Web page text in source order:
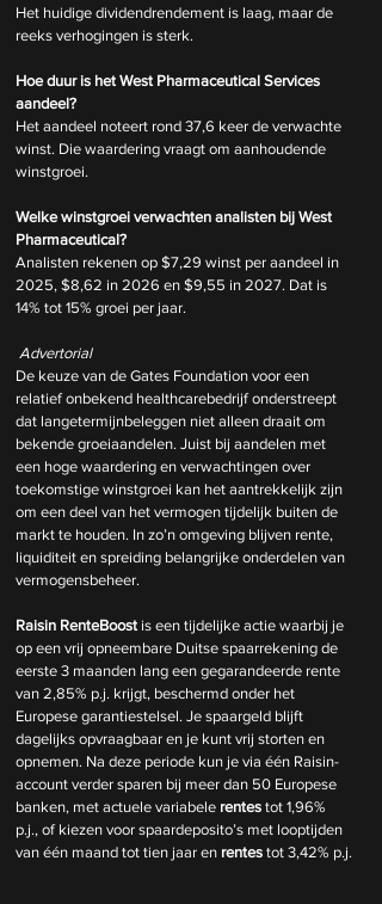
Het huidige dividendrendement is laag, maar de
reeks verhogingen is sterk.
Hoe duur is het West Pharmaceutical Services
aandeel?
Het aandeel noteert rond 37,6 keer de verwachte
winst. Die waardering vraagt om aanhoudende
winstgroei.
Welke winstgroei verwachten analisten bij West
Pharmaceutical?
Analisten rekenen op $7,29 winst per aandeel in
2025, $8,62 in 2026 en $9,55 in 2027. Dat is
14% tot 15% groei per jaar.
Advertorial
De keuze van de Gates Foundation voor een
relatief onbekend healthcarebedrijf onderstreept
dat langetermijnbeleggen niet alleen draait om
bekende groeiaandelen. Juist bij aandelen met
een hoge waardering en verwachtingen over
toekomstige winstgroei kan het aantrekkelijk zijn
om een deel van het vermogen tijdelijk buiten de
markt te houden. In zo’n omgeving blijven rente,
liquiditeit en spreiding belangrijke onderdelen van
vermogensbeheer.
Raisin RenteBoost is een tijdelijke actie waarbij je
op een vrij opneembare Duitse spaarrekening de
eerste 3 maanden lang een gegarandeerde rente
van 2,85% p.j. krijgt, beschermd onder het
Europese garantiestelsel. Je spaargeld blijft
dagelijks opvraagbaar en je kunt vrij storten en
opnemen. Na deze periode kun je via één Raisin-
account verder sparen bij meer dan 50 Europese
banken, met actuele variabele rentes tot 1,96%
p.j., of kiezen voor spaardeposito’s met looptijden
van één maand tot tien jaar en rentes tot 3,42% p.j.